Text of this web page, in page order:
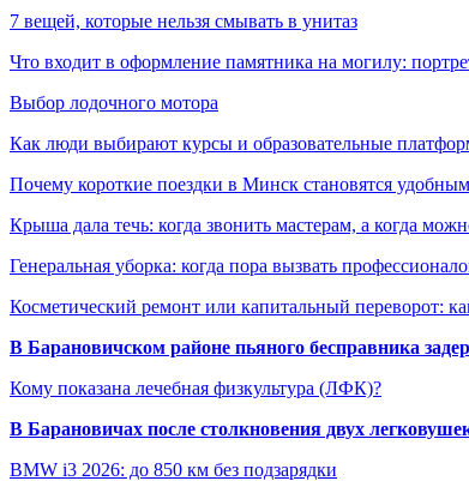
7 вещей, которые нельзя смывать в унитаз
Что входит в оформление памятника на могилу:
Выбор лодочного мотора
Как люди выбирают курсы и образовательные
Почему короткие поездки в Минск становятся
Крыша дала течь: когда звонить мастерам, а когда
Генеральная уборка: когда пора вызвать
Косметический ремонт или капитальный переворот:
В Барановичском районе пьяного бесправника
Кому показана лечебная физкультура (ЛФК)?
В Барановичах после столкновения двух
BMW i3 2026: до 850 км без подзарядки